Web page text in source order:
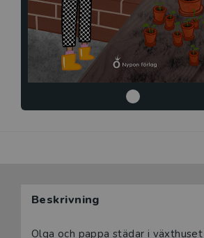
Beskrivning
Olga och pappa städar i